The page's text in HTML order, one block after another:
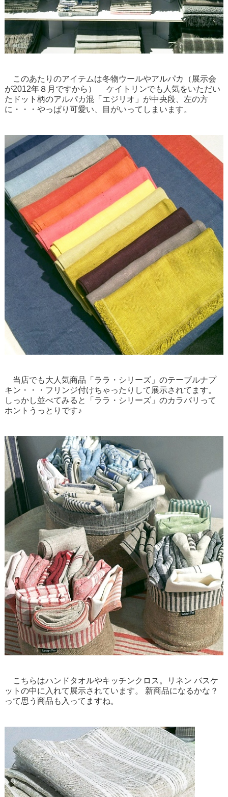
このあたりのアイテムは冬物ウールやアルパカ（展示会
が2012年８月ですから） ケイトリンでも人気をいただい
たドット柄のアルパカ混「エジリオ」が中央段、左の方
に・・・やっぱり可愛い、目がいってしまいます。
当店でも大人気商品「ララ・シリーズ」のテーブルナプ
キン・・・フリンジ付けちゃったりして展示されてます。
しっかし並べてみると「ララ・シリーズ」のカラバリって
ホントうっとりです♪
こちらはハンドタオルやキッチンクロス。リネン バスケ
ットの中に入れて展示されています。 新商品になるかな？
って思う商品も入ってますね。